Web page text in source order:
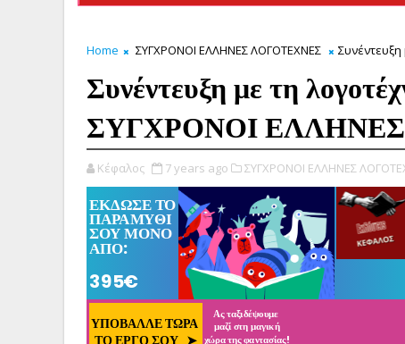
Home ΣΥΓΧΡΟΝΟΙ ΕΛΛΗΝΕΣ ΛΟΓΟΤΕΧΝΕΣ
Συνέντευξη με τη
ΣΥΓΧΡΟΝΟΙ
Κέφαλος 7 years ago ΣΥΓΧΡΟΝΟΙ ΕΛΛΗΝΕΣ